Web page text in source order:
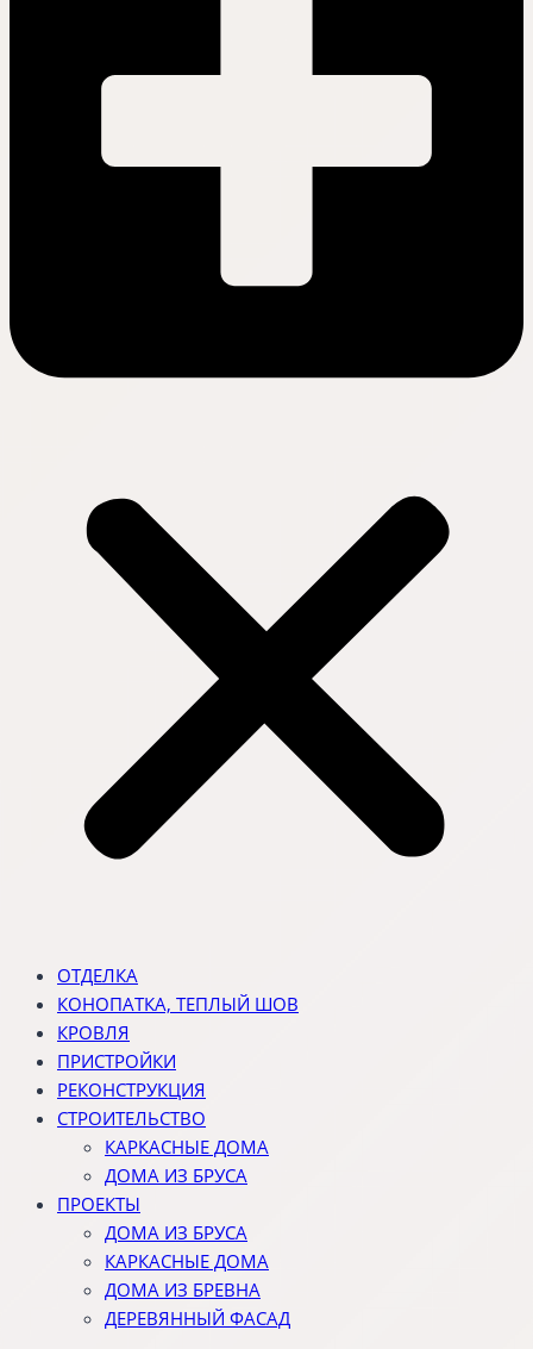
ОТДЕЛКА
КОНОПАТКА, ТЕПЛЫЙ ШОВ
КРОВЛЯ
ПРИСТРОЙКИ
РЕКОНСТРУКЦИЯ
СТРОИТЕЛЬСТВО
КАРКАСНЫЕ ДОМА
ДОМА ИЗ БРУСА
ПРОЕКТЫ
ДОМА ИЗ БРУСА
КАРКАСНЫЕ ДОМА
ДОМА ИЗ БРЕВНА
ДЕРЕВЯННЫЙ ФАСАД